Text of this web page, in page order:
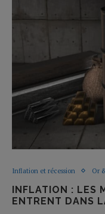
Inflation et récession Or
INFLATION : LES
ENTRENT DANS